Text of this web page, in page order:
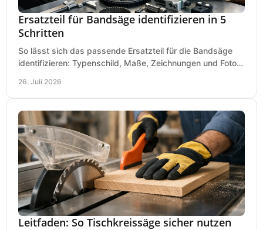
Ersatzteil für Bandsäge identifizieren in 5
Schritten
So lässt sich das passende Ersatzteil für die Bandsäge
identifizieren: Typenschild, Maße, Zeichnungen und Fotos
26. Juli 2026
Leitfaden: So Tischkreissäge sicher nutzen